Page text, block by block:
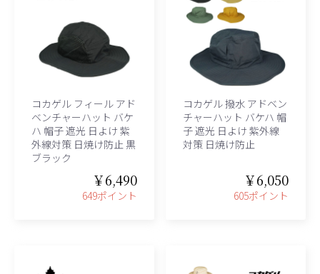
コカゲル フィール アド
ベンチャーハット バケ
ハ 帽子 遮光 日よけ 紫
外線対策 日焼け防止 黒
ブラック
￥6,490
649ポイント
コカゲル 撥水 アドベン
チャーハット バケハ 帽
子 遮光 日よけ 紫外線
対策 日焼け防止
￥6,050
605ポイント